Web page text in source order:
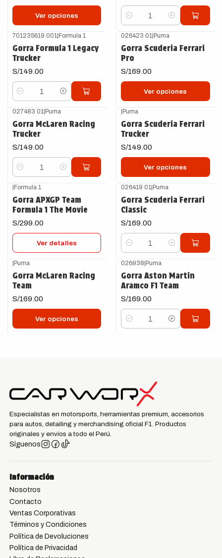
Ver opciones
Cantidad
701235619 001 |Formula 1
Gorra Formula 1 Legacy
Trucker
S/149.00
Cantidad
026423 01 |Puma
Gorra Scuderia Ferrari
Pro
S/169.00
Ver opciones
027483 01 |Puma
Gorra McLaren Racing
Trucker
S/149.00
Cantidad
|Puma
Gorra Scuderia Ferrari
Trucker
S/149.00
Ver opciones
|Formula 1
Gorra APXGP Team
Formula 1 The Movie
S/299.00
Ver detalles
026419 01 |Puma
Gorra Scuderia Ferrari
Classic
S/169.00
Cantidad
|Puma
Gorra McLaren Racing
Team
S/169.00
Ver opciones
026938|Puma
Gorra Aston Martin
Aramco F1 Team
S/169.00
Cantidad
Especialistas en motorsports, herramientas premium, accesorios
para autos, detailing y merchandising oficial F1. Productos
originales y envíos a todo el Perú.
Síguenos
Información
Nosotros
Contacto
Ventas Corporativas
Términos y Condiciones
Política de Devoluciones
Política de Privacidad